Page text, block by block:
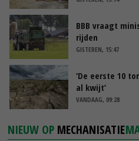
BBB vraagt
rijden
GISTEREN, 15:47
‘De eerste 10
al kwijt’
VANDAAG, 09:28
NIEUW OP MECHANISATIE